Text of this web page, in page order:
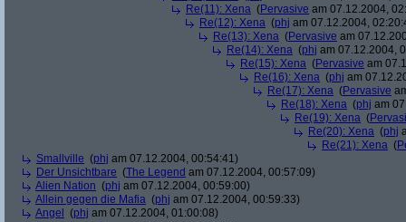
Re(11): Xena (Pervasive am 07.12.2004,
Re(12): Xena (phj am 07.12.2004,
Re(13): Xena (Pervasive am
Re(14): Xena (phj am 07.12.2004,
Re(15): Xena (Pervasive am
Re(16): Xena (phj am
Re(17): Xena (Pervasive
Re(18): Xena (phj am
Re(19): Xena (
Re(20): Xena (phj
Re(21): Xena (
Smallville (phj am 07.12.2004, 00:54:41)
Der Unsichtbare (The Legend am 07.12.2004, 00:57:09)
Alien Nation (phj am 07.12.2004, 00:59:00)
Allein gegen die Mafia (phj am 07.12.2004, 00:59:33)
Angel
(phj am 07.12.2004, 01:00:08)